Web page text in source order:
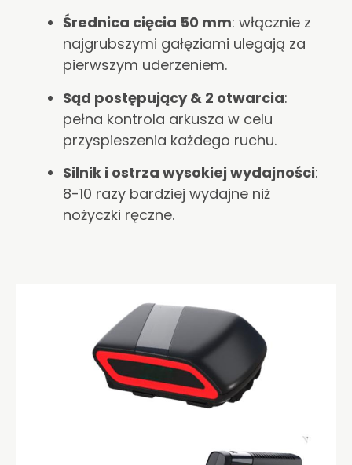
Średnica cięcia 50 mm: włącznie z
najgrubszymi gałęziami ulegają za
pierwszym uderzeniem.
Sąd postępujący & 2 otwarcia:
pełna kontrola arkusza w celu
przyspieszenia każdego ruchu.
Silnik i ostrza wysokiej wydajności:
8-10 razy bardziej wydajne niż
nożyczki ręczne.